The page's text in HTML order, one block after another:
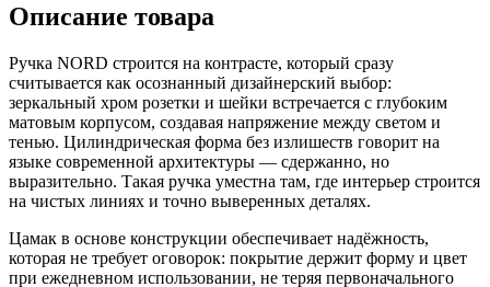
Описание товара
Ручка NORD строится на контрасте, который сразу
считывается как осознанный дизайнерский выбор:
зеркальный хром розетки и шейки встречается с глубоким
матовым корпусом, создавая напряжение между светом и
тенью. Цилиндрическая форма без излишеств говорит на
языке современной архитектуры — сдержанно, но
выразительно. Такая ручка уместна там, где интерьер строится
на чистых линиях и точно выверенных деталях.
Цамак в основе конструкции обеспечивает надёжность,
которая не требует оговорок: покрытие держит форму и цвет
при ежедневном использовании, не теряя первоначального